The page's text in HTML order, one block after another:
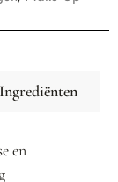
Ingrediënten
en